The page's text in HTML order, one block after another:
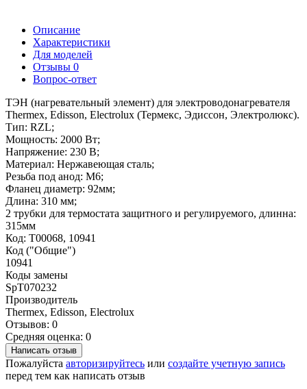
Описание
Характеристики
Для моделей
Отзывы 0
Вопрос-ответ
ТЭН (нагревательный элемент) для электроводонагревателя
Thermex, Edisson, Electrolux (Термекс, Эдиссон, Электролюкс).
Тип: RZL;
Мощность: 2000 Вт;
Напряжение: 230 В;
Материал: Нержавеющая сталь;
Резьба под анод: M6;
Фланец диаметр: 92мм;
Длина: 310 мм;
2 трубки для термостата защитного и регулируемого, длинна:
315мм
Код: T00068, 10941
Код ("Общие")
10941
Коды замены
SpT070232
Производитель
Thermex, Edisson, Electrolux
Отзывов: 0
Средняя оценка: 0
Написать отзыв
Пожалуйста авторизируйтесь или создайте учетную запись
перед тем как написать отзыв